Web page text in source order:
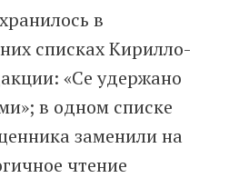
в
списках Кирилло-
«Се удержано
в одном списке
заменили на
чтение